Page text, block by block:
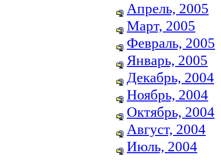
Апрель, 2005
Март, 2005
Февраль, 2005
Январь, 2005
Декабрь, 2004
Ноябрь, 2004
Октябрь, 2004
Август, 2004
Июль, 2004